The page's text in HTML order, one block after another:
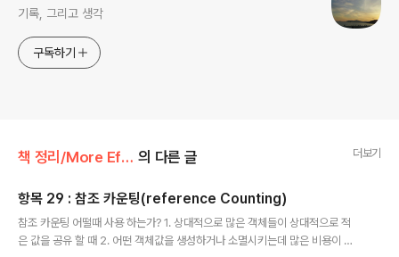
기록, 그리고 생각
구독하기
책 정리/More Effective C++ 1판 의 다른 글 더보기
항목 29 : 참조 카운팅(reference Counting)
참조 카운팅 어떨때 사용 하는가? 1. 상대적으로 많은 객체들이 상대적으로 적
은 값을 공유 할 때 2. 어떤 객체값을 생성하거나 소멸시키는데 많은 비용이 들